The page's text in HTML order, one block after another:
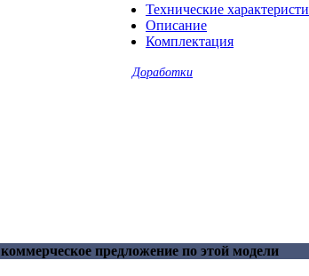
Технические
Описание
Комплектация
Доработки
коммерческое предложение по этой модели